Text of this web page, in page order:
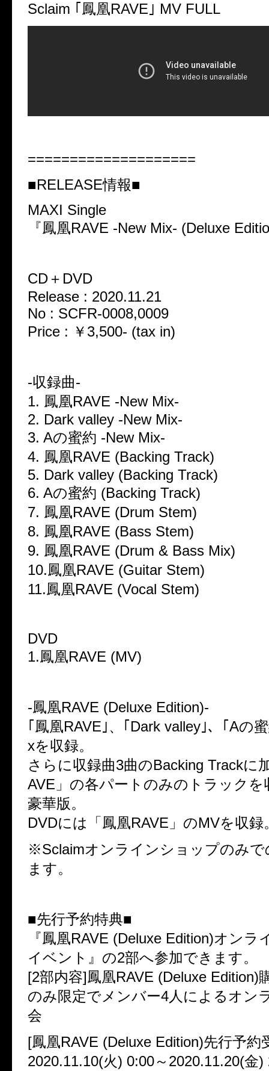
Sclaim ｢鳳凰RAVE｣ MV FULL
====================
■RELEASE情報■
MAXI Single
『鳳凰RAVE -New Mix- (Deluxe
CD＋DVD
Release : 2020.11.21
No : SCFR-0008,0009
Price : ￥3,500- (tax in)
-収録曲-
1. 鳳凰RAVE -New Mix-
2. Dark valley -New Mix-
3. Aの蜜約 -New Mix-
4. 鳳凰RAVE (Backing Track)
5. Dark valley (Backing Track)
6. Aの蜜約 (Backing Track)
7. 鳳凰RAVE (Drum Stem)
8. 鳳凰RAVE (Bass Stem)
9. 鳳凰RAVE (Drum & Bass Mix)
10.鳳凰RAVE (Guitar Stem)
11.鳳凰RAVE (Vocal Stem)
DVD
1.鳳凰RAVE (MV)
-鳳凰RAVE (Deluxe Edition)-
｢鳳凰RAVE｣、｢Dark valley｣、｢Aの
xを収録。
さらに収録曲3曲のBacking Trackに
AVE」の各パートのみのトラックを
豪華版。
DVDには「鳳凰RAVE」のMVを収録
※Sclaimオンラインショップのみで
ます。
■先行予約特典■
『鳳凰RAVE (Deluxe Edition)オンラ
イベント』の2部へ参加できます。
[2部内容]鳳凰RAVE (Deluxe Edition)
のみ限定でメンバー4人によるオン
会
[鳳凰RAVE (Deluxe Edition)先行予約
2020.11.10(火) 0:00～2020.11.20(金)